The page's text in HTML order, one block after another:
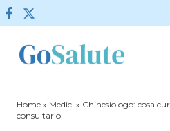
Vai al contenuto
Home » Medici » Chinesiologo: cosa
consultarlo